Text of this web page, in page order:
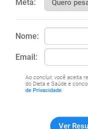
Meta:
Nome:
Email:
Ao concluir, você aceita
do Dieta e Saúde e
de Privacidade.